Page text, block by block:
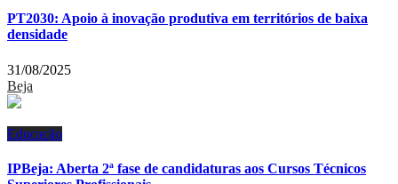
PT2030: Apoio à inovação produtiva em territórios de baixa
densidade
31/08/2025
Beja
Educação
IPBeja: Aberta 2ª fase de candidaturas aos Cursos Técnicos